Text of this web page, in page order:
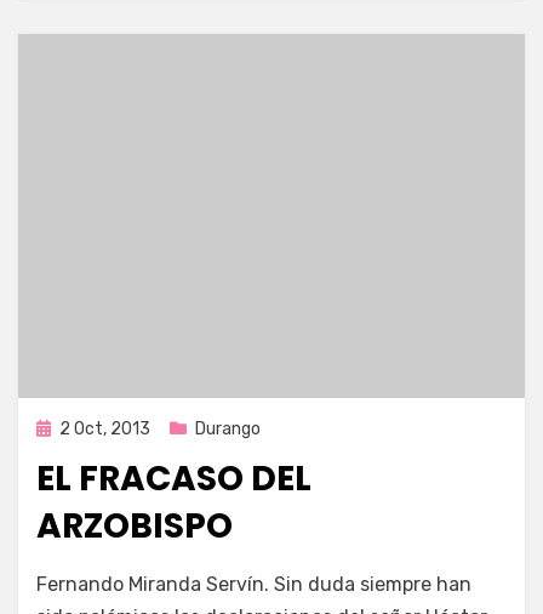
Publicada
2 Oct, 2013 Durango
EL FRACASO DEL
ARZOBISPO
Enrique
Fernando Miranda Servín. Sin duda siempre han